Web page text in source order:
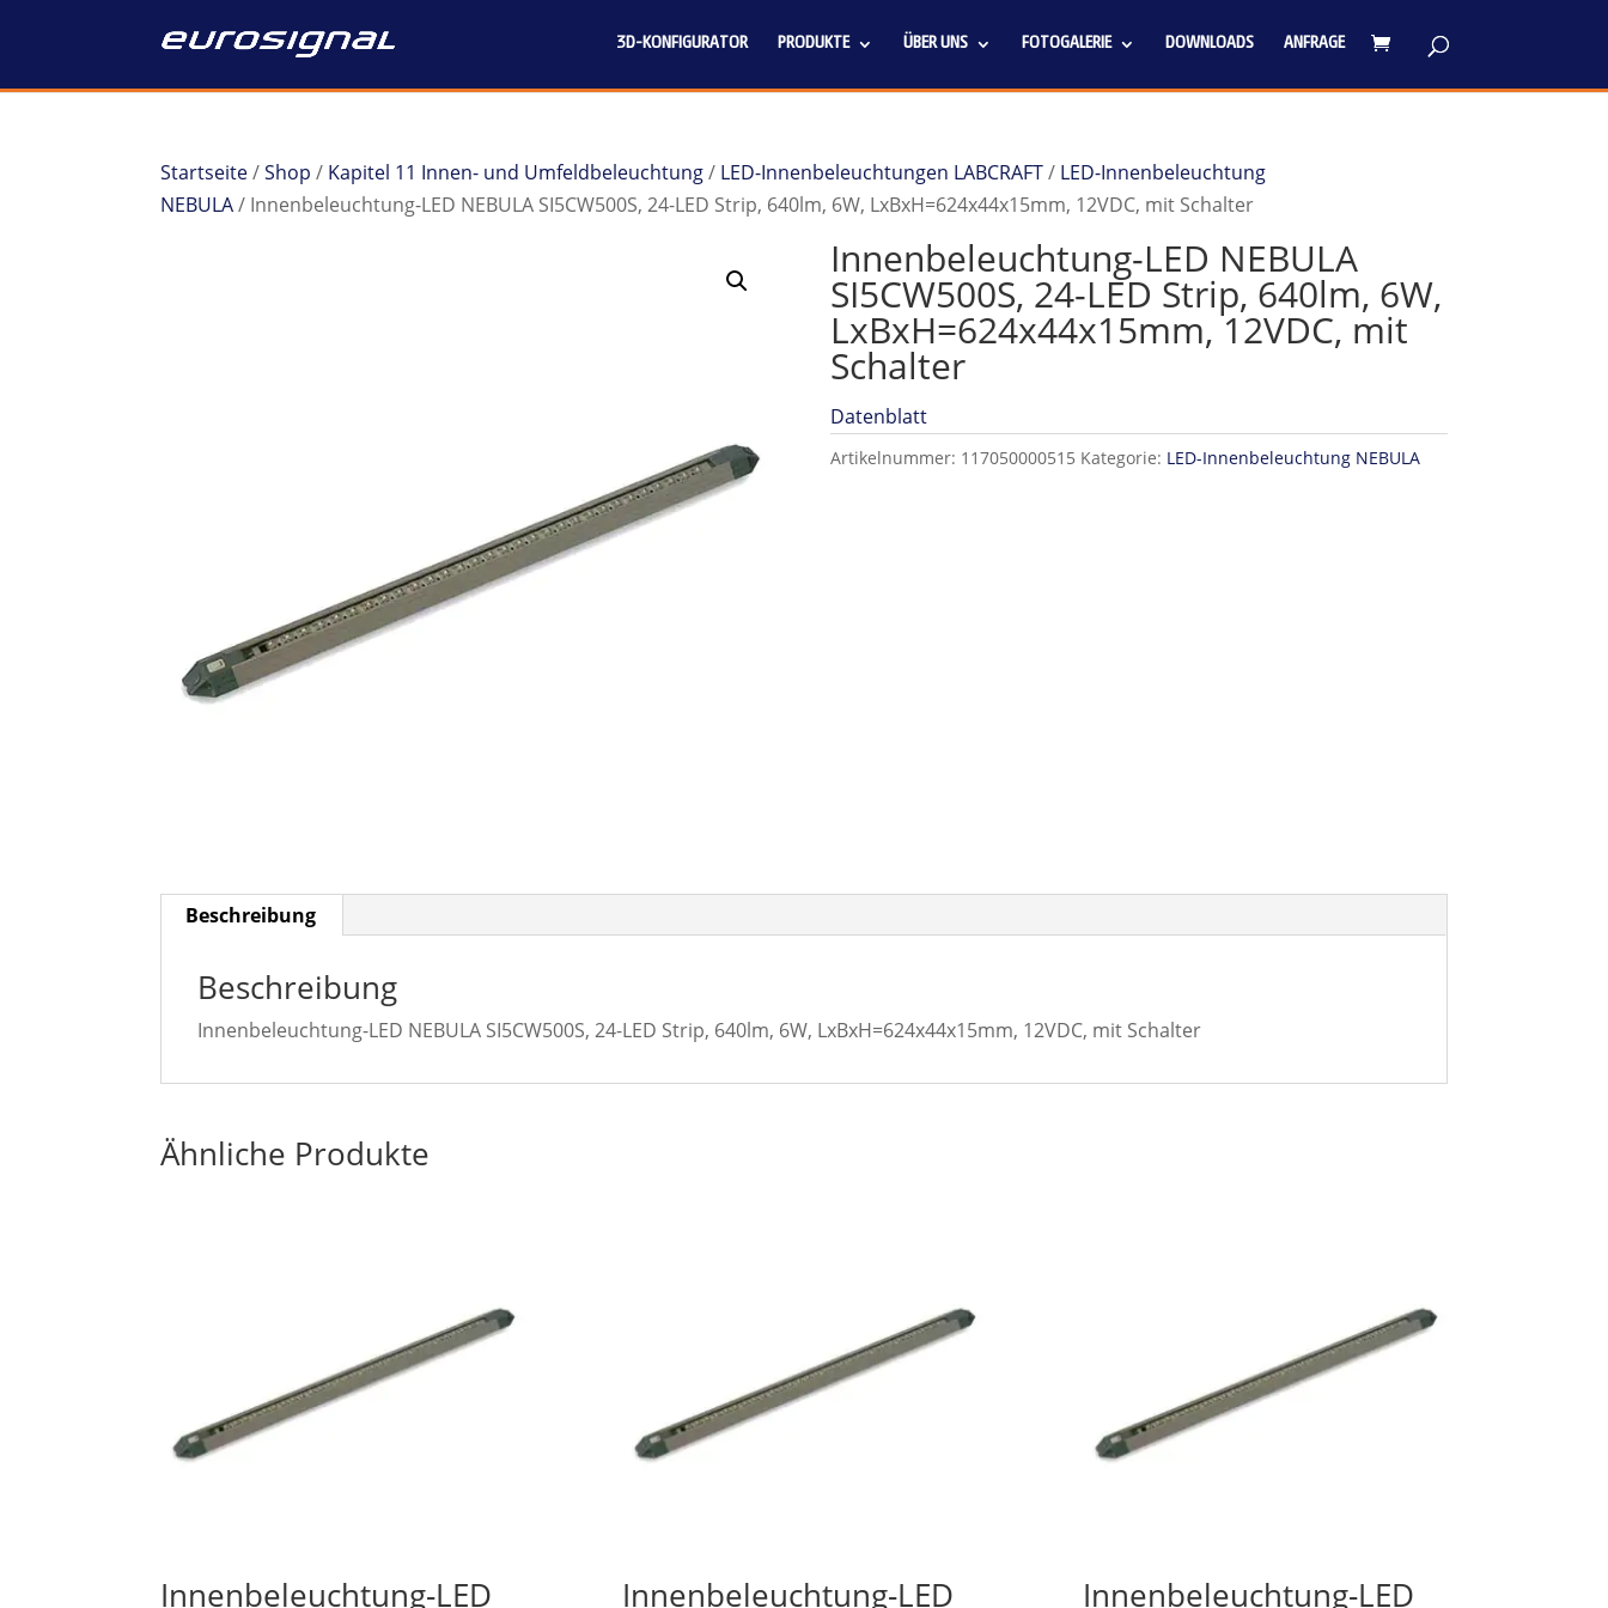
3D-KONFIGURATOR PRODUKTE ÜBER UNS FOTOGALERIE DOWNLOADS ANFRAGE
Startseite/Shop / Kapitel 11 Innen- und Umfeldbeleuchtung/ LED-Innenbeleuchtungen LABCRAFT/ LED-Innenbeleuchtung
NEBULA/ Innenbeleuchtung-LED NEBULA SI5CW500S, 24-LED Strip, 640lm, 6W, LxBxH=624x44x15mm, 12VDC, mit Schalter
Innenbeleuchtung-LED NEBULA
SI5CW500S, 24-LED Strip, 640lm, 6W,
LxBxH=624x44x15mm, 12VDC, mit
Schalter
Datenblatt
Artikelnummer: 117050000515 Kategorie: LED-Innenbeleuchtung NEBULA
Beschreibung
Beschreibung
Innenbeleuchtung-LED NEBULA SI5CW500S, 24-LED Strip, 640lm, 6W, LxBxH=624x44x15mm, 12VDC, mit Schalter
Ähnliche Produkte
Innenbeleuchtung-LED Innenbeleuchtung-LED Innenbeleuchtung-LED